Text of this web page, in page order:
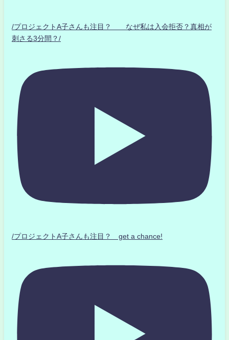
/プロジェクトA子さんも注目？ なぜ私は入会拒否？真相が
刺さる3分間？/
/プロジェクトA子さんも注目？ get a chance!